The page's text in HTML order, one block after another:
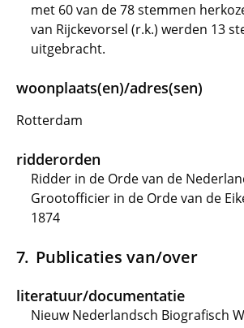
met 60 van de 78 stemmen
van Rijckevorsel (r.k.) werden 13
uitgebracht.
woonplaats(en)/adres(sen)
Rotterdam
ridderorden
Ridder in de Orde van de
Grootofficier in de Orde van de
1874
Publicaties van/over
literatuur/documentatie
Nieuw Nederlandsch Biografisch